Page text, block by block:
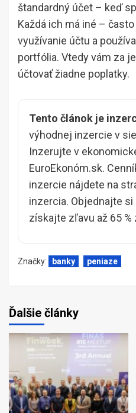
štandardný účet – keď
Každá ich má iné –
využívanie účtu a
portfólia. Vtedy vám za
účtovať žiadne poplatky.
Tento článok je
výhodnej inzercie v
Inzerujte v
EuroEkonóm.sk.
inzercie nájdete na
inzercia. Objednajte si
získajte zľavu až 65
Značky: banky peniaze
Ďalšie články